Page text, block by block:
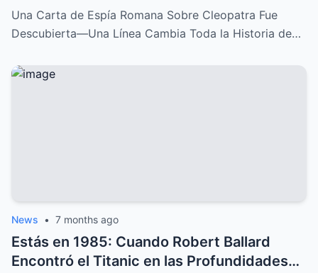
Historia de su Caída
Una Carta de Espía Romana Sobre Cleopatra Fue
Descubierta—Una Línea Cambia Toda la Historia de…
News • 7 months ago
Estás en 1985: Cuando Robert Ballard
Encontró el Titanic en las Profundidades